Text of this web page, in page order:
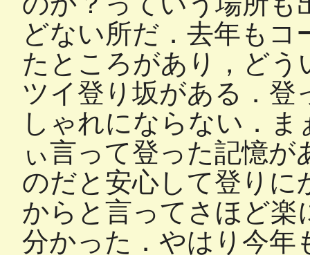
どない所だ．去年も
たところがあり，ど
ツイ登り坂がある．
しゃれにならない．
ぃ言って登った記憶
のだと安心して登りに
からと言ってさほど
分かった．やはり今年